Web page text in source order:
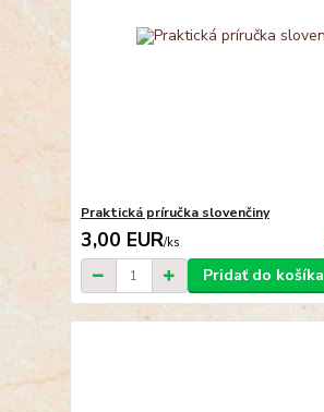
Praktická príručka slovenčiny
3,00 EUR/ks
Pridať do košíka